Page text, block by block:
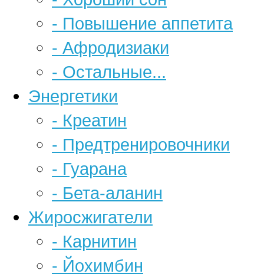
- Повышение аппетита
- Афродизиаки
- Остальные...
Энергетики
- Креатин
- Предтренировочники
- Гуарана
- Бета-аланин
Жиросжигатели
- Карнитин
- Йохимбин